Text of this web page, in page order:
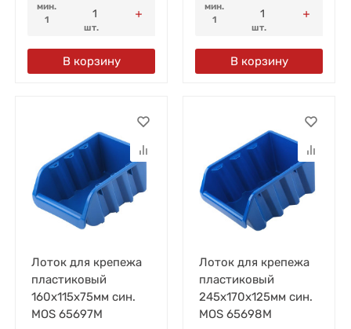
мин.
1
шт.
В корзину
мин.
1
шт.
В корзину
Лоток для крепежа
пластиковый
160х115х75мм син.
MOS 65697М
Лоток для крепежа
пластиковый
245х170х125мм син.
MOS 65698М